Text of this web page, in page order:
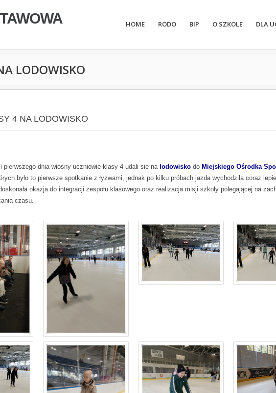
HOME RODO BIP O SZKOLE DLA
LODOWISKO
4 NA LODOWISKO
pierwszego dnia wiosny uczniowie klasy 4 udali się na lodowisko do Miejskiego Ośrodka
było to pierwsze spotkanie z łyżwami, jednak po kilku próbach jazda wychodziła coraz
okazja do integracji zespołu klasowego oraz realizacja misji szkoły polegającej na
czasu.